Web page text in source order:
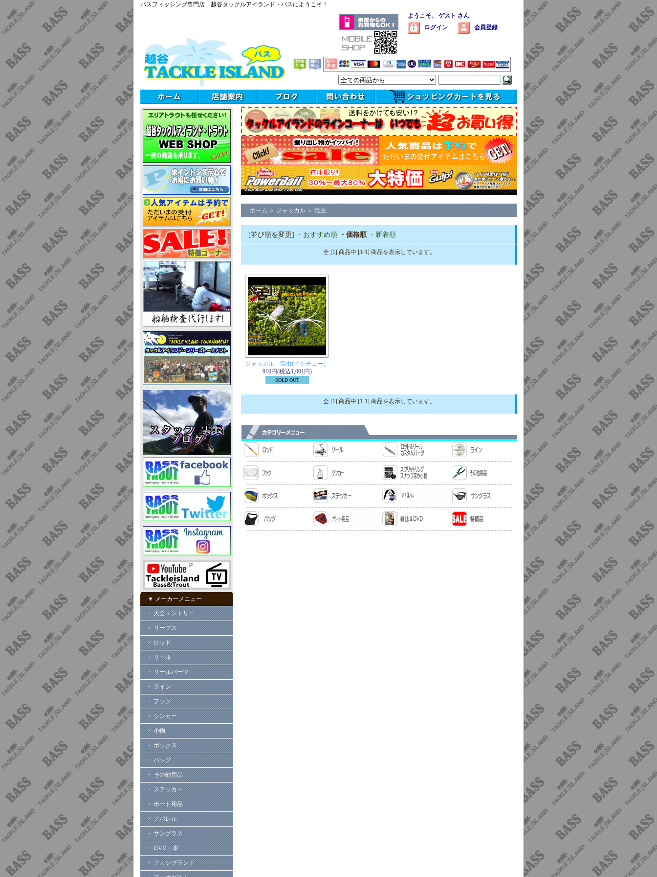
バスフィッシング専門店 越谷タックルアイランド・バスにようこそ！
ようこそ。 ゲスト さん
ログイン
会員登録
▼ メーカーメニュー
・ 大会エントリー
・ リープス
・ ロッド
・ リール
・ リールパーツ
・ ライン
・ フック
・ シンカー
・ 小物
・ ボックス
・ バッグ
・ その他用品
・ ステッカー
・ ボート用品
・ アパレル
・ サングラス
・ DVD・本
・ アカシブランド
ホーム ＞ ジャッカル ＞ 活虫
[並び順を変更] ・おすすめ順 ・価格順 ・新着順
全 [1] 商品中 [1-1] 商品を表示しています。
ジャッカル 活虫(イケチュー）
910円(税込1,001円)
SOLD OUT
全 [1] 商品中 [1-1] 商品を表示しています。